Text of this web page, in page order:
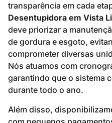
transparência em cada
Desentupidora em Vista
deve priorizar a
de gordura e esgoto,
comprometer diversas
Nós atuamos com
garantindo que o sistema
durante todo o ano.
Além disso,